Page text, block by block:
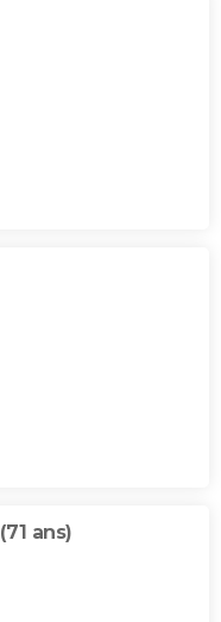
(71 ans)